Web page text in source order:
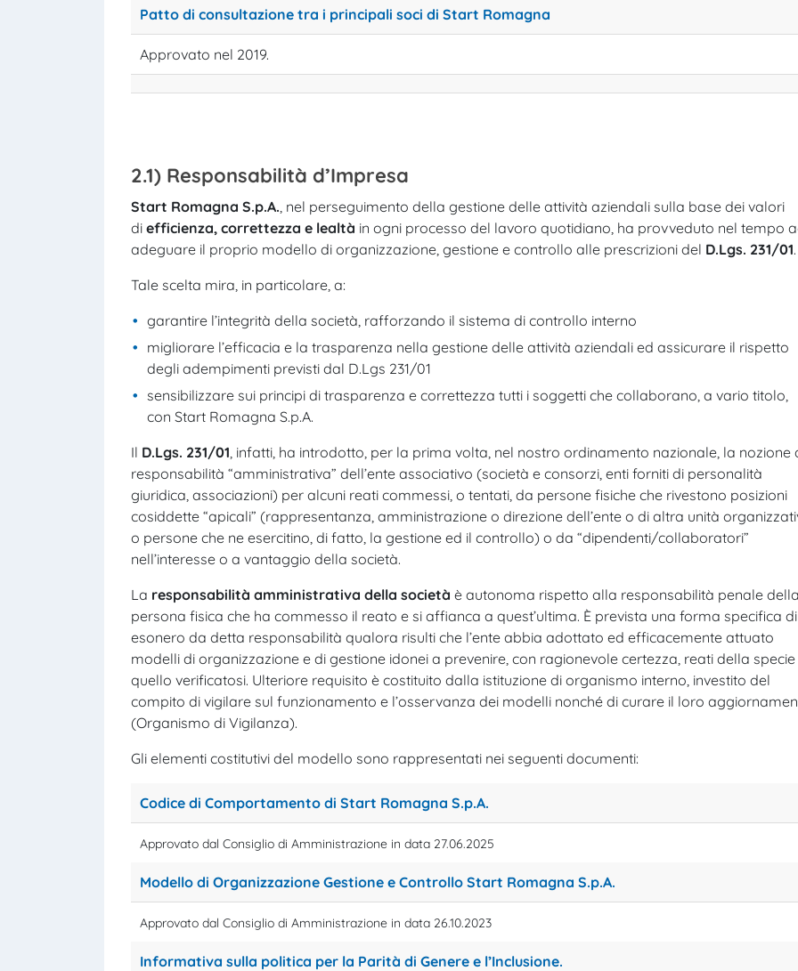
Patto di consultazione tra i principali soci di Start Romagna
Approvato nel 2019.
2.1) Responsabilità d’Impresa
Start Romagna S.p.A. , nel perseguimento della gestione delle attività aziendali sulla base dei valori
di efficienza, correttezza e lealtà in ogni processo del lavoro quotidiano, ha provveduto nel tempo
adeguare il proprio modello di organizzazione, gestione e controllo alle prescrizioni del D.Lgs. 231/01.
Tale scelta mira, in particolare, a:
garantire l’integrità della società, rafforzando il sistema di controllo interno
migliorare l’efficacia e la trasparenza nella gestione delle attività aziendali ed assicurare il rispetto
degli adempimenti previsti dal D.Lgs 231/01
sensibilizzare sui principi di trasparenza e correttezza tutti i soggetti che collaborano, a vario titolo,
con Start Romagna S.p.A.
Il D.Lgs. 231/01 , infatti, ha introdotto, per la prima volta, nel nostro ordinamento nazionale, la nozione
responsabilità “amministrativa” dell’ente associativo (società e consorzi, enti forniti di personalità
giuridica, associazioni) per alcuni reati commessi, o tentati, da persone fisiche che rivestono posizioni
cosiddette “apicali” (rappresentanza, amministrazione o direzione dell’ente o di altra unità
o persone che ne esercitino, di fatto, la gestione ed il controllo) o da “dipendenti/collaboratori”
nell’interesse o a vantaggio della società.
La responsabilità amministrativa della società è autonoma rispetto alla responsabilità penale
persona fisica che ha commesso il reato e si affianca a quest’ultima. È prevista una forma specifica di
esonero da detta responsabilità qualora risulti che l’ente abbia adottato ed efficacemente attuato
modelli di organizzazione e di gestione idonei a prevenire, con ragionevole certezza, reati della
quello verificatosi. Ulteriore requisito è costituito dalla istituzione di organismo interno, investito del
compito di vigilare sul funzionamento e l’osservanza dei modelli nonché di curare il loro
(Organismo di Vigilanza).
Gli elementi costitutivi del modello sono rappresentati nei seguenti documenti:
Codice di Comportamento di Start Romagna S.p.A.
Approvato dal Consiglio di Amministrazione in data 27.06.2025
Modello di Organizzazione Gestione e Controllo Start Romagna S.p.A.
Approvato dal Consiglio di Amministrazione in data 26.10.2023
Informativa sulla politica per la Parità di Genere e l’Inclusione.